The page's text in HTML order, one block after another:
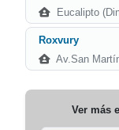
Eucalipto
Roxvury
Av.San
Ver más